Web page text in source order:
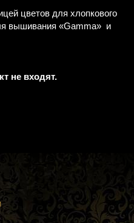
цветов для хлопкового
вышивания «Gamma» и
не входят.